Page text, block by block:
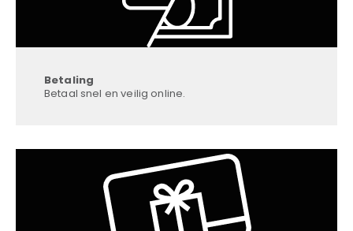
Betaling
Betaal snel en veilig online.